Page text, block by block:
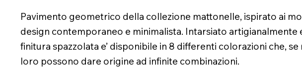
Pavimento geometrico della collezione mattonelle, ispirato ai
design contemporaneo e minimalista. Intarsiato artigianalmente
finitura spazzolata e’ disponibile in 8 differenti colorazioni che,
loro possono dare origine ad infinite combinazioni.